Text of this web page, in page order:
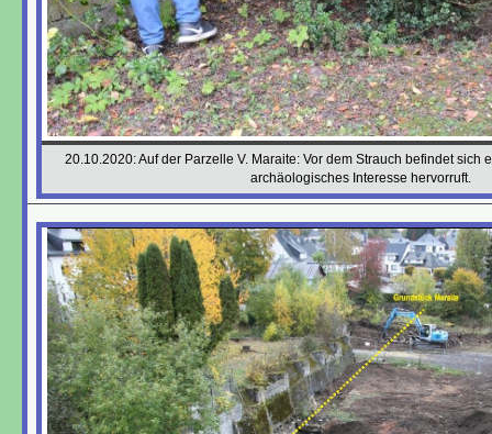
20.10.2020: Auf der Parzelle V. Maraite: Vor dem Strauch befindet sich
archäologisches Interesse hervorruft.